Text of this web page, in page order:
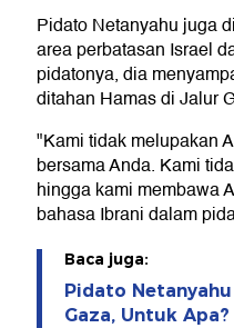
Pidato Netanyahu juga
area perbatasan Israel
pidatonya, dia
ditahan Hamas di Jalur
"Kami tidak melupakan
bersama Anda. Kami
hingga kami membawa
bahasa Ibrani dalam
Baca juga:
Pidato
Gaza, Untuk Apa?